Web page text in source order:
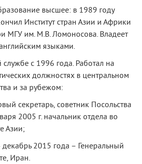
высшее: в 1989 году
Институт стран Азии и Африки
МГУ им. М.В. Ломоносова. Владеет
языками.
с 1996 года. Работал на
должностях в центральном
и за рубежом:
секретарь, советник Посольства
2005 г. начальник отдела во
Азии;
2015 года – Генеральный
Иран.